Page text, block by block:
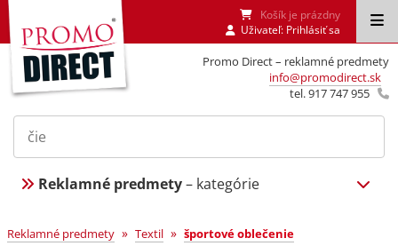
Promo Direct – reklamné predmety
info@promodirect.sk
tel. 917 747 955
Košík je prázdny
Uživateľ: Prihlásiť sa
Reklamné predmety– kategórie
Reklamné predmety » Textil » športové oblečenie